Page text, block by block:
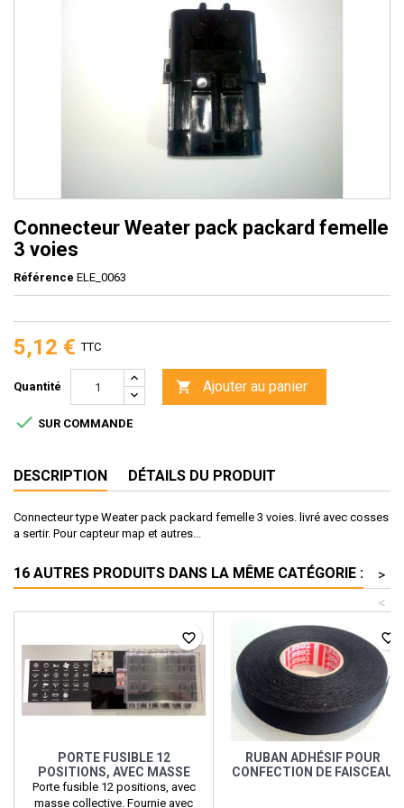
Connecteur Weater pack packard femelle
3 voies
Référence ELE_0063
5,12 € TTC
Quantité  Ajouter au panier
 SUR COMMANDE
DESCRIPTION DÉTAILS DU PRODUIT
Connecteur type Weater pack packard femelle 3 voies. livré avec cosses
a sertir. Pour capteur map et autres...
16 AUTRES PRODUITS DANS LA MÊME CATÉGORIE :
>
<
PORTE FUSIBLE 12
POSITIONS, AVEC MASSE
COLLECTIVE.
Porte fusible 12 positions, avec
masse collective. Fournie avec
favorite_border
RUBAN ADHÉSIF POUR
CONFECTION DE FAISCEAU
favorite_border